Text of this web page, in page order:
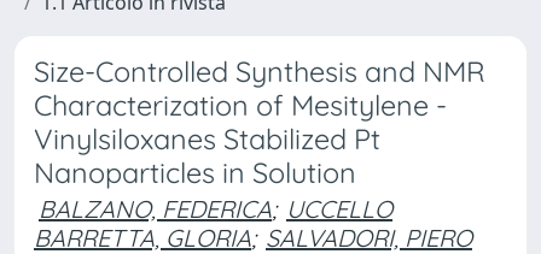
Size-Controlled Synthesis and NMR
Characterization of Mesitylene -
Vinylsiloxanes Stabilized Pt
Nanoparticles in Solution
BALZANO, FEDERICA; UCCELLO
BARRETTA, GLORIA; SALVADORI, PIERO